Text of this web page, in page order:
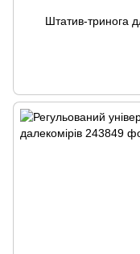
Штатив-тринога